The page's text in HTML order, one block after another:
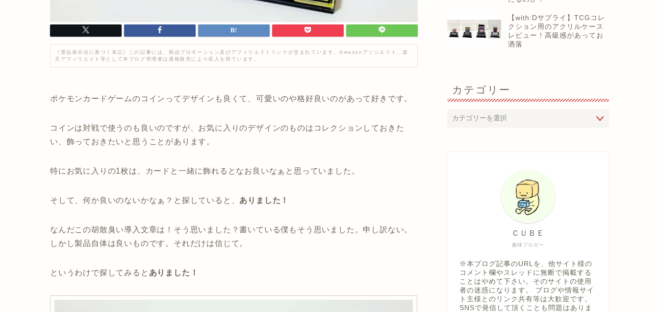
《景品表示法に基づく表記》この記事には、商品プロモーション及びアフィリエイトリンクが含まれています。Amazonアソシエイト、楽
天アフィリエイト等として本ブログ管理者は適格販売により収入を得ています。
ポケモンカードゲームのコインってデザインも良くて、可愛いのや格好良いのがあって好きです。
コインは対戦で使うのも良いのですが、お気に入りのデザインのものはコレクションしておきた
い、飾っておきたいと思うことがあります。
特にお気に入りの1枚は、カードと一緒に飾れるとなお良いなぁと思っていました。
そして、何か良いのないかなぁ？と探していると、 ありました！
なんだこの胡散臭い導入文章は！そう思いました？書いている僕もそう思いました。申し訳ない。
しかし製品自体は良いものです。それだけは信じて。
というわけで探してみると ありました！
【with:Dサプライ】TCGコレ
クション用のアクリルケース
レビュー！高級感があってお
洒落
カテゴリー
趣味ブロガー
ＣＵＢＥ
※本ブログ記事のURLを、他サイト様の
コメント欄やスレッドに無断で掲載する
ことはやめて下さい。そのサイトの使用
者の迷惑になります。 ブログや情報サイ
ト主様とのリンク共有等は大歓迎です。
SNSで発信して頂くことも問題はありま